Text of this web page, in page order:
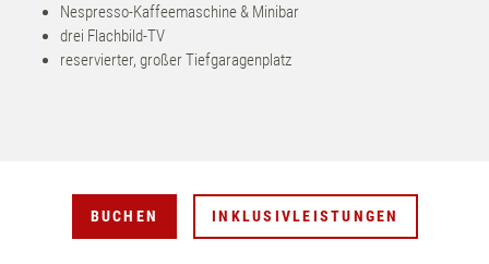
Nespresso-Kaffeemaschine & Minibar
drei Flachbild-TV
reservierter, großer Tiefgaragenplatz
BUCHEN INKLUSIVLEISTUNGEN